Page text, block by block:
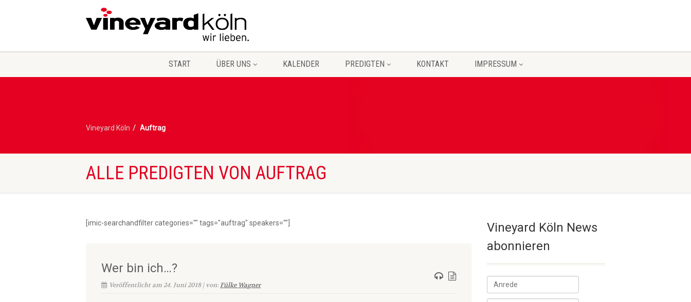
START ÜBER UNS KALENDER PREDIGTEN KONTAKT IMPRESSUM
Vineyard Köln Auftrag
ALLE PREDIGTEN VON AUFTRAG
[imic-searchandfilter categories="" tags="auftrag" speakers=""]
Wer bin ich…?
Veröffentlicht am 24. Juni 2018 | von:Fülke Wagner
Vineyard Köln News
abonnieren